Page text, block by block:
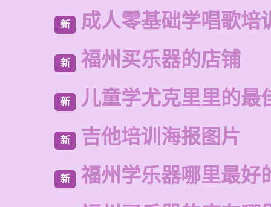
新 成人零基础学唱歌培
新 福州买乐器的店铺
新 儿童学尤克里里的最
新 吉他培训海报图片
新
福州学乐器哪里最好